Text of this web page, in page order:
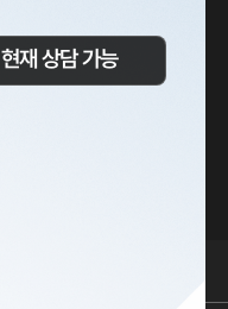
현재 상담 가능